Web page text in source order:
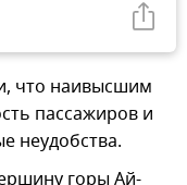
что наивысшим
пассажиров и
неудобства.
горы Ай-